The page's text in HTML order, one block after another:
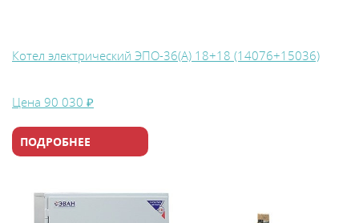
Котел электрический ЭПО-36(А) 18+18 (14076+15036)
Цена 90 030 ₽
ПОДРОБНЕЕ